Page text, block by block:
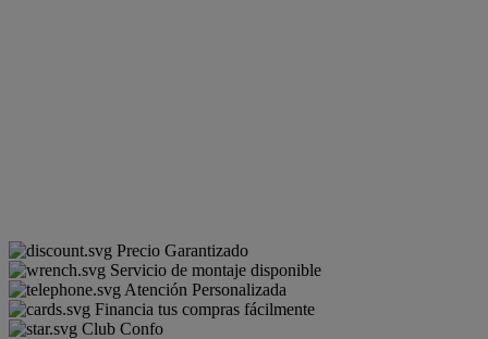
Precio Garantizado
Servicio de montaje disponible
Atención Personalizada
Financia tus compras fácilmente
Club Confo